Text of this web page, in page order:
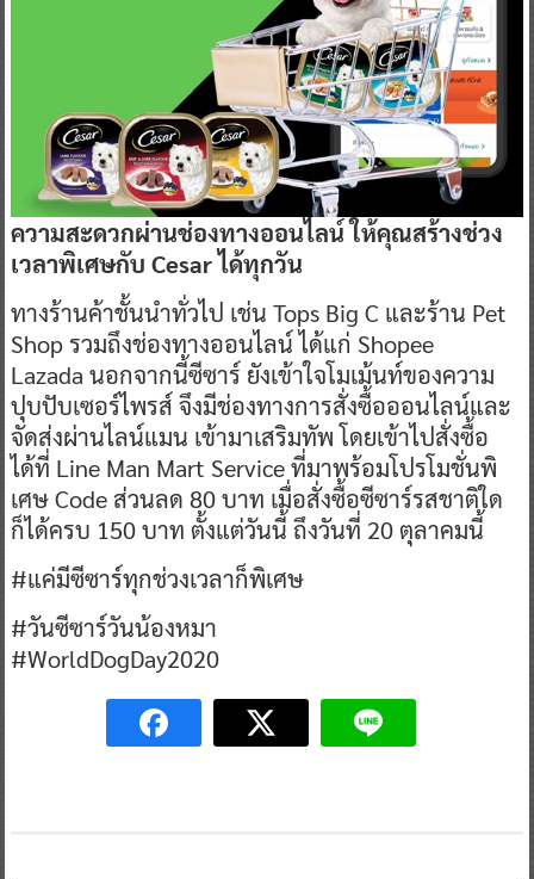
ความสะดวกผ่านช่องทางออนไลน์ ให้คุณสร้างช่วง
เวลาพิเศษกับ Cesarได้ทุกวัน
ทางร้านค้าชั้นนำทั่วไป เช่น Tops Big C และร้าน Pet
Shop รวมถึงช่องทางออนไลน์ ได้แก่ Shopee
Lazada นอกจากนี้ซีซาร์ ยังเข้าใจโมเม้นท์ของความ
ปุบปับเซอร์ไพรส์ จึงมีช่องทางการสั่งซื้อออนไลน์และ
จัดส่งผ่านไลน์แมน เข้ามาเสริมทัพ โดยเข้าไปสั่งซื้อ
ได้ที่ Line Man Mart Service ที่มาพร้อมโปรโมชั่นพิ
เศษ Code ส่วนลด 80 บาท เมื่อสั่งซื้อซีซาร์รสชาติใด
ก็ได้ครบ 150 บาท ตั้งแต่วันนี้ ถึงวันที่ 20 ตุลาคมนี้
#แค่มีซีซาร์ทุกช่วงเวลาก็พิเศษ
#วันซีซาร์วันน้องหมา
#WorldDogDay2020